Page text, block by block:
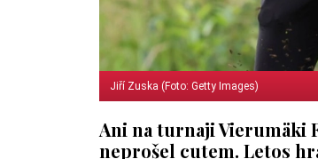
Jiří Zuska (Foto: Getty Images)
Ani na turnaji Vierumäki
neprošel cutem. Letos